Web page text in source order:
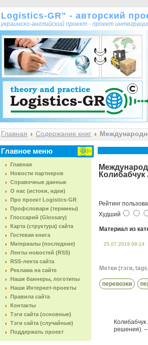
GR" - авторский
украинско-английский проект - проект
Главная Содержание книг
19с.)
Главное меню
Главная
Новости партнеров
Справочные данные
О нас (истоки, идеи)
Про проект Logistics-GR
Профсловари (термины)
Глоссарий (Glossary)
Карта (структура) сайта
Гостевая книга
Материалы (последние)
Ленты новостей (RSS)
RSS-лента сайта
Реклама на сайте
Наши баннеры, логотипы
Наши Интернет-проекты
Правила сайта
Контакты
Тэги сайта (основные)
Тэги сайта (случайные)
Поддержать проект
Рейтинг
Худший
Материал из
25.07.2019 09:14
Метки (тэги,
перевозки
решения). –